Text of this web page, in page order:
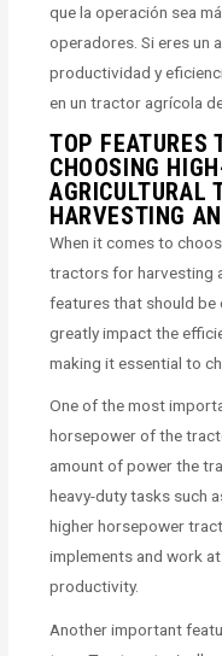
que la operación sea
operadores. Si eres un
productividad y
en un tractor agrícola
TOP FEATURES
CHOOSING
AGRICULTURAL
HARVESTING
When it comes to
tractors for harvesting
features that should be
greatly impact the
making it essential to
One of the most
horsepower of the
amount of power the
heavy-duty tasks such
higher horsepower
implements and work
productivity.
Another important